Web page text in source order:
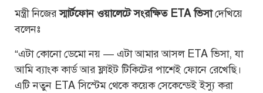
মন্ত্রী নিজেরস্মার্টফোন ওয়ালেটে সংরক্ষিত ETA ভিসাদেখিয়ে
বলেনঃ
“এটা কোনো ডেমো নয় — এটা আমার আসল ETA ভিসা, যা
আমি ব্যাংক কার্ড আর ফ্লাইট টিকিটের পাশেই ফোনে রেখেছি।
এটি নতুন ETA সিস্টেম থেকে কয়েক সেকেন্ডেই ইস্যু করা